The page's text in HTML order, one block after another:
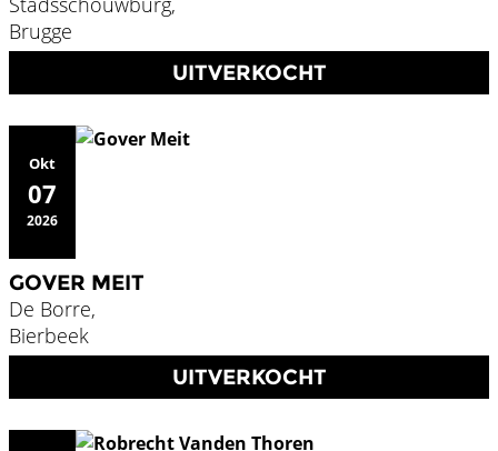
Brugge
UITVERKOCHT
Okt
07
2026
GOVER MEIT
De Borre,
Bierbeek
UITVERKOCHT